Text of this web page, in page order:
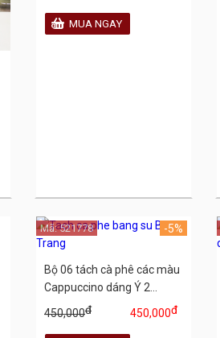
Bộ 06 tách cà phê các màu
Cappuccino dáng Ý 2...
450,000đ 450,000đ
-5%
Mã: 521778